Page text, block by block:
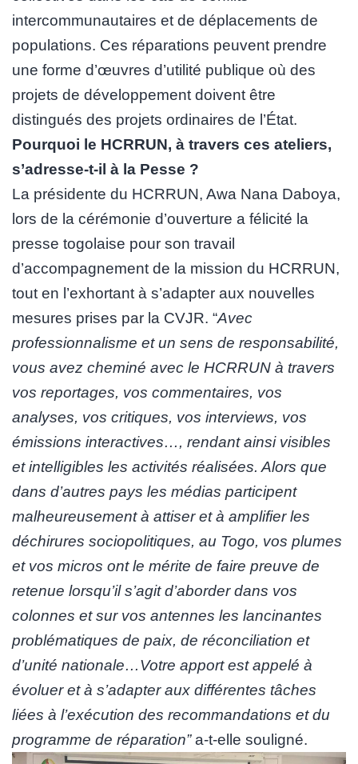
intercommunautaires et de déplacements de
populations. Ces réparations peuvent prendre
une forme d’œuvres d’utilité publique où des
projets de développement doivent être
distingués des projets ordinaires de l’État.
Pourquoi le HCRRUN, à travers ces ateliers,
s’adresse-t-il à la Pesse ?
La présidente du HCRRUN, Awa Nana Daboya,
lors de la cérémonie d’ouverture a félicité la
presse togolaise pour son travail
d’accompagnement de la mission du HCRRUN,
tout en l’exhortant à s’adapter aux nouvelles
mesures prises par la CVJR. “Avec
professionnalisme et un sens de responsabilité,
vous avez cheminé avec le HCRRUN à travers
vos reportages, vos commentaires, vos
analyses, vos critiques, vos interviews, vos
émissions interactives…, rendant ainsi visibles
et intelligibles les activités réalisées. Alors que
dans d’autres pays les médias participent
malheureusement à attiser et à amplifier les
déchirures sociopolitiques, au Togo, vos plumes
et vos micros ont le mérite de faire preuve de
retenue lorsqu’il s’agit d’aborder dans vos
colonnes et sur vos antennes les lancinantes
problématiques de paix, de réconciliation et
d’unité nationale…Votre apport est appelé à
évoluer et à s’adapter aux différentes tâches
liées à l’exécution des recommandations et du
programme de réparation”a-t-elle souligné.